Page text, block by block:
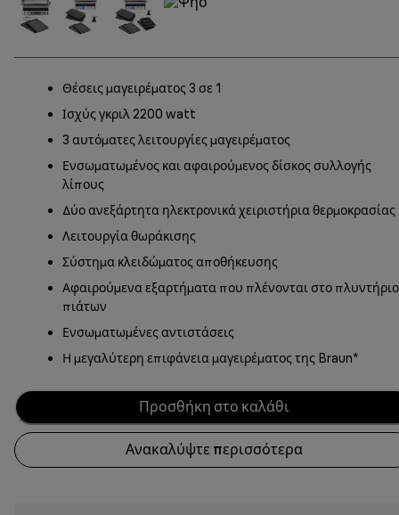
Θέσεις μαγειρέματος 3 σε 1
Ισχύς γκριλ 2200 watt
3 αυτόματες λειτουργίες μαγειρέματος
Ενσωματωμένος και αφαιρούμενος δίσκος συλλογής
λίπους
Δύο ανεξάρτητα ηλεκτρονικά χειριστήρια θερμοκρασίας
Λειτουργία θωράκισης
Σύστημα κλειδώματος αποθήκευσης
Αφαιρούμενα εξαρτήματα που πλένονται στο πλυντήριο
πιάτων
Ενσωματωμένες αντιστάσεις
Η μεγαλύτερη επιφάνεια μαγειρέματος της Braun*
Προσθήκη στο καλάθι
Ανακαλύψτε περισσότερα